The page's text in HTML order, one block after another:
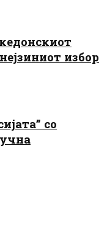
избор
со